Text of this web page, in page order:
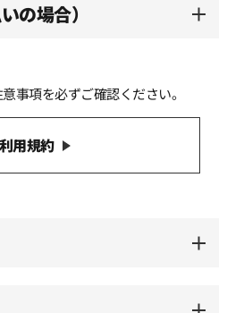
の場合）
事項を必ずご確認ください。
利用規約